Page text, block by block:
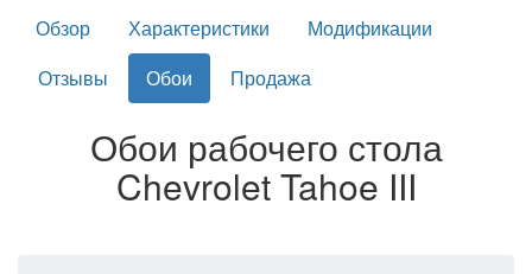
Обзор Характеристики
Модификации
Отзывы
Обои Продажа
Обои рабочего стола
Chevrolet Tahoe III